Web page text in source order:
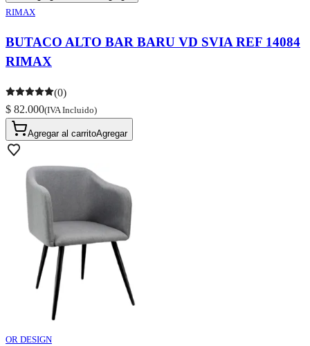
RIMAX
BUTACO ALTO BAR BARU VD SVIA REF 14084
RIMAX
(0)
$ 82.000(IVA Incluido)
Agregar al carritoAgregar
OR DESIGN